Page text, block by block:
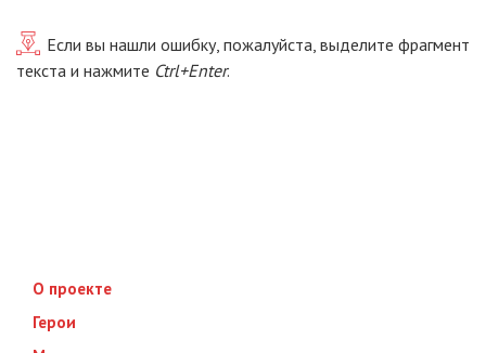
Если вы нашли ошибку, пожалуйста, выделите фрагмент
текста и нажмите Ctrl+Enter.
О проекте
Герои